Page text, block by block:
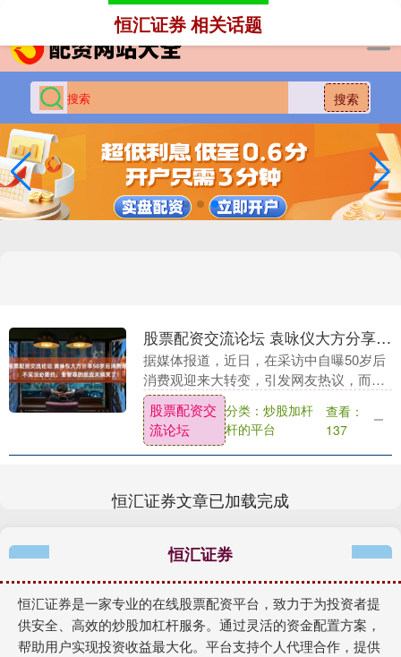
搜索
恒汇证券 相关话题
股票配资交流论坛 袁咏仪大方分享50岁后消费观：不买没必要的，张智霖的反应太搞笑了！
据媒体报道，近日，在采访中自曝50岁后
消费观迎来大转变，引发网友热议，而丈
夫的反应更成为全场笑点。 袁咏仪坦言，
年过五十后深刻意识到精简生活的重要
性，搬家时发现....
股票配资交
流论坛
分类：炒股加杆
杆的平台
查看：
137
恒汇证券文章已加载完成
恒汇证券
恒汇证券是一家专业的在线股票配资平台，致力于为投资者提
供安全、高效的炒股加杠杆服务。通过灵活的资金配置方案，
帮助用户实现投资收益最大化。平台支持个人代理合作，提供